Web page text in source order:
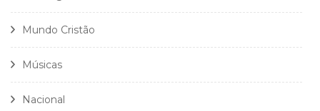
Mundo Cristão
Músicas
Nacional